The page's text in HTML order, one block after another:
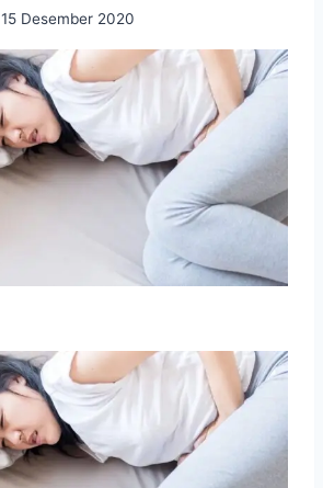
15 Desember 2020